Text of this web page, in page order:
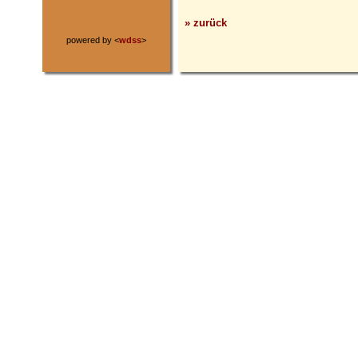
powered by <wdss>
» zurück